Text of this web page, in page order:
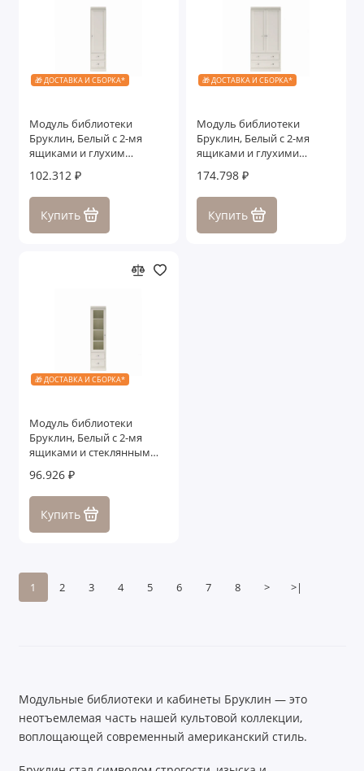
🎁 ДОСТАВКА И СБОРКА*
Модуль библиотеки
Бруклин, Белый с 2-мя
ящиками и глухим
102.312 ₽
Купить
🎁 ДОСТАВКА И СБОРКА*
Модуль библиотеки
Бруклин, Белый с 2-мя
ящиками и глухими
174.798 ₽
Купить
🎁 ДОСТАВКА И СБОРКА*
Модуль библиотеки
Бруклин, Белый с 2-мя
ящиками и стеклянным
96.926 ₽
Купить
1 2 3 4 5 6 7 8 > >|
Модульные библиотеки и кабинеты Бруклин — это
неотъемлемая часть нашей культовой коллекции,
воплощающей современный американский стиль.